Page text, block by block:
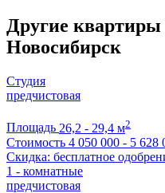
Другие
Новосибирск
Студия
предчистовая
Площадь 26,2 - 29,4 м2
Стоимость 4 050 000 - 5 628
Скидка: бесплатное
1 - комнатные
предчистовая